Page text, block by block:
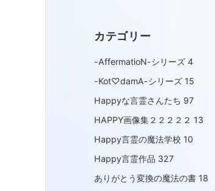
カテゴリー
-AffermatioN-シリーズ 4
-Kot♡damA-シリーズ 15
Happyな言霊さんたち 97
HAPPY画像集２２２２２ 13
Happy言霊の魔法学校 10
Happy言霊作品 327
ありがとう変換の魔法の書 18